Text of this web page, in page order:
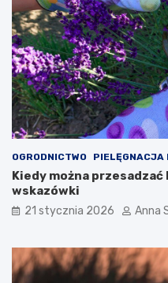
OGRODNICTWO PIELĘGNACJA
Kiedy można
wskazówki
21 stycznia 2026 Anna